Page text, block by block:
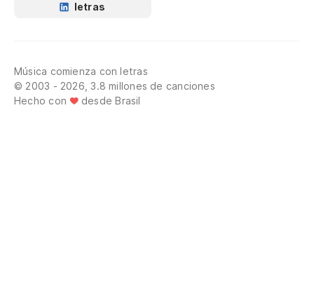
letras
Música comienza con letras
© 2003 - 2026, 3.8 millones de canciones
Hecho con
desde Brasil